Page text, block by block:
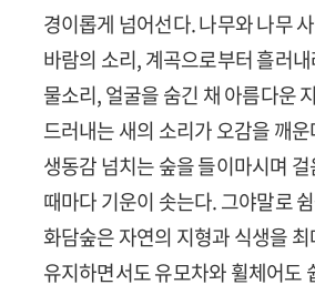
경이롭게 넘어선다. 나무와 나무
바람의 소리, 계곡으로부터 흘러
물소리, 얼굴을 숨긴 채 아름다운
드러내는 새의 소리가 오감을 깨
생동감 넘치는 숲을 들이마시며
때마다 기운이 솟는다. 그야말로
화담숲은 자연의 지형과 식생을
유지하면서도 유모차와 휠체어도